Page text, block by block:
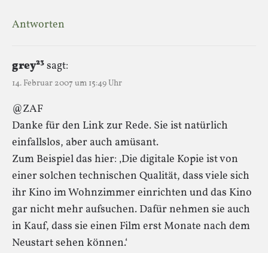
Antworten
grey²³sagt:
14. Februar 2007 um 15:49 Uhr
@ZAF
Danke für den Link zur Rede. Sie ist natürlich
einfallslos, aber auch amüsant.
Zum Beispiel das hier: ‚Die digitale Kopie ist von
einer solchen technischen Qualität, dass viele sich
ihr Kino im Wohnzimmer einrichten und das Kino
gar nicht mehr aufsuchen. Dafür nehmen sie auch
in Kauf, dass sie einen Film erst Monate nach dem
Neustart sehen können.‘